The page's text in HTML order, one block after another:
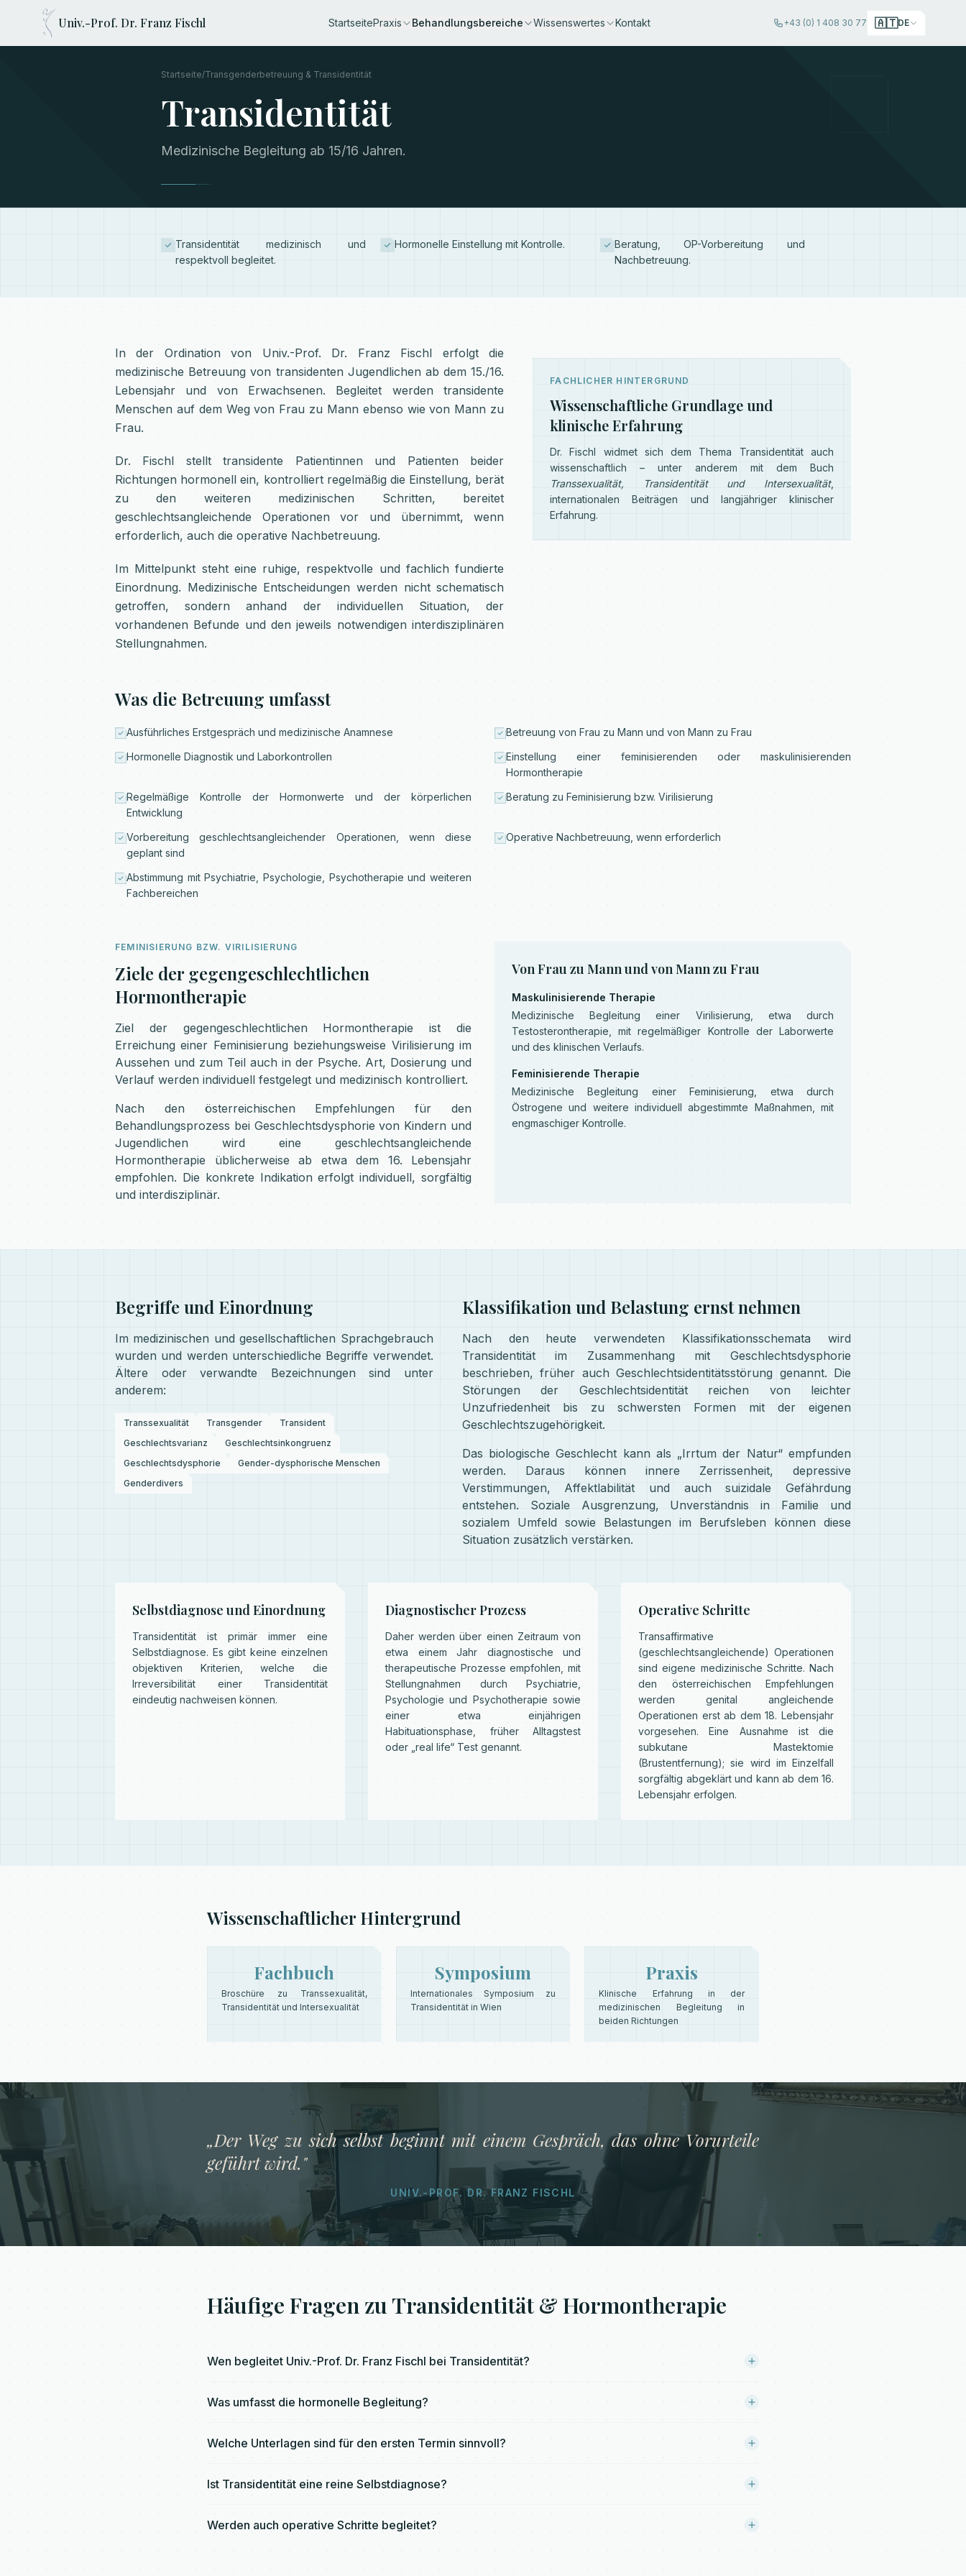
Univ.-Prof. Dr. Franz Fischl StartseitePraxis Behandlungsbereiche Wissenswertes Kontakt +43 (0) 1 408 30 77 🇦🇹DE
Startseite/Transgenderbetreuung & Transidentität
Transidentität
Medizinische Begleitung ab 15/16 Jahren.
Transidentität medizinisch und
respektvoll begleitet.
Hormonelle Einstellung mit Kontrolle.
Beratung, OP-Vorbereitung und
Nachbetreuung.
In der Ordination von Univ.-Prof. Dr. Franz Fischl erfolgt die
medizinische Betreuung von transidenten Jugendlichen ab dem 15./16.
Lebensjahr und von Erwachsenen. Begleitet werden transidente
Menschen auf dem Weg von Frau zu Mann ebenso wie von Mann zu
Frau.
Dr. Fischl stellt transidente Patientinnen und Patienten beider
Richtungen hormonell ein, kontrolliert regelmäßig die Einstellung, berät
zu den weiteren medizinischen Schritten, bereitet
geschlechtsangleichende Operationen vor und übernimmt, wenn
erforderlich, auch die operative Nachbetreuung.
Im Mittelpunkt steht eine ruhige, respektvolle und fachlich fundierte
Einordnung. Medizinische Entscheidungen werden nicht schematisch
getroffen, sondern anhand der individuellen Situation, der
vorhandenen Befunde und den jeweils notwendigen interdisziplinären
Stellungnahmen.
FACHLICHER HINTERGRUND
Wissenschaftliche Grundlage und
klinische Erfahrung
Dr. Fischl widmet sich dem Thema Transidentität auch
wissenschaftlich – unter anderem mit dem Buch
Transsexualität, Transidentität und Intersexualität,
internationalen Beiträgen und langjähriger klinischer
Erfahrung.
Was die Betreuung umfasst
Ausführliches Erstgespräch und medizinische Anamnese
Betreuung von Frau zu Mann und von Mann zu Frau
Hormonelle Diagnostik und Laborkontrollen
Einstellung einer feminisierenden oder maskulinisierenden
Hormontherapie
Regelmäßige Kontrolle der Hormonwerte und der körperlichen
Entwicklung
Beratung zu Feminisierung bzw. Virilisierung
Vorbereitung geschlechtsangleichender Operationen, wenn diese
geplant sind
Operative Nachbetreuung, wenn erforderlich
Abstimmung mit Psychiatrie, Psychologie, Psychotherapie und weiteren
Fachbereichen
FEMINISIERUNG BZW. VIRILISIERUNG
Ziele der gegengeschlechtlichen
Hormontherapie
Ziel der gegengeschlechtlichen Hormontherapie ist die
Erreichung einer Feminisierung beziehungsweise Virilisierung im
Aussehen und zum Teil auch in der Psyche. Art, Dosierung und
Verlauf werden individuell festgelegt und medizinisch kontrolliert.
Nach den österreichischen Empfehlungen für den
Behandlungsprozess bei Geschlechtsdysphorie von Kindern und
Jugendlichen wird eine geschlechtsangleichende
Hormontherapie üblicherweise ab etwa dem 16. Lebensjahr
empfohlen. Die konkrete Indikation erfolgt individuell, sorgfältig
und interdisziplinär.
Von Frau zu Mann und von Mann zu Frau
Maskulinisierende Therapie
Medizinische Begleitung einer Virilisierung, etwa durch
Testosterontherapie, mit regelmäßiger Kontrolle der Laborwerte
und des klinischen Verlaufs.
Feminisierende Therapie
Medizinische Begleitung einer Feminisierung, etwa durch
Östrogene und weitere individuell abgestimmte Maßnahmen, mit
engmaschiger Kontrolle.
Begriffe und Einordnung
Im medizinischen und gesellschaftlichen Sprachgebrauch
wurden und werden unterschiedliche Begriffe verwendet.
Ältere oder verwandte Bezeichnungen sind unter
anderem:
Transsexualität Transgender
Transident
Geschlechtsvarianz
Geschlechtsinkongruenz
Geschlechtsdysphorie
Gender-dysphorische Menschen
Genderdivers
Klassifikation und Belastung ernst nehmen
Nach den heute verwendeten Klassifikationsschemata wird
Transidentität im Zusammenhang mit Geschlechtsdysphorie
beschrieben, früher auch Geschlechtsidentitätsstörung genannt. Die
Störungen der Geschlechtsidentität reichen von leichter
Unzufriedenheit bis zu schwersten Formen mit der eigenen
Geschlechtszugehörigkeit.
Das biologische Geschlecht kann als „Irrtum der Natur“ empfunden
werden. Daraus können innere Zerrissenheit, depressive
Verstimmungen, Affektlabilität und auch suizidale Gefährdung
entstehen. Soziale Ausgrenzung, Unverständnis in Familie und
sozialem Umfeld sowie Belastungen im Berufsleben können diese
Situation zusätzlich verstärken.
Selbstdiagnose und Einordnung
Transidentität ist primär immer eine
Selbstdiagnose. Es gibt keine einzelnen
objektiven Kriterien, welche die
Irreversibilität einer Transidentität
eindeutig nachweisen können.
Diagnostischer Prozess
Daher werden über einen Zeitraum von
etwa einem Jahr diagnostische und
therapeutische Prozesse empfohlen, mit
Stellungnahmen durch Psychiatrie,
Psychologie und Psychotherapie sowie
einer etwa einjährigen
Habituationsphase, früher Alltagstest
oder „real life“ Test genannt.
Operative Schritte
Transaffirmative
(geschlechtsangleichende) Operationen
sind eigene medizinische Schritte. Nach
den österreichischen Empfehlungen
werden genital angleichende
Operationen erst ab dem 18. Lebensjahr
vorgesehen. Eine Ausnahme ist die
subkutane Mastektomie
(Brustentfernung); sie wird im Einzelfall
sorgfältig abgeklärt und kann ab dem 16.
Lebensjahr erfolgen.
Wissenschaftlicher Hintergrund
Fachbuch
Broschüre zu Transsexualität,
Transidentität und Intersexualität
Symposium
Internationales Symposium zu
Transidentität in Wien
Praxis
Klinische Erfahrung in der
medizinischen Begleitung in
beiden Richtungen
„Der Weg zu sich selbst beginnt mit einem Gespräch, das ohne Vorurteile
geführt wird."
UNIV.-PROF. DR. FRANZ FISCHL
Häufige Fragen zu Transidentität & Hormontherapie
Wen begleitet Univ.-Prof. Dr. Franz Fischl bei Transidentität?
Was umfasst die hormonelle Begleitung?
Welche Unterlagen sind für den ersten Termin sinnvoll?
Ist Transidentität eine reine Selbstdiagnose?
Werden auch operative Schritte begleitet?